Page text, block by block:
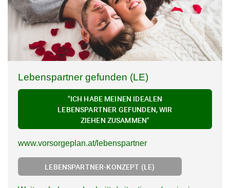
Lebenspartner gefunden (LE)
"ICH HABE MEINEN IDEALEN
LEBENSPARTNER GEFUNDEN, WIR
ZIEHEN ZUSAMMEN"
www.vorsorgeplan.at/lebenspartner
LEBENSPARTNER-KONZEPT (LE)